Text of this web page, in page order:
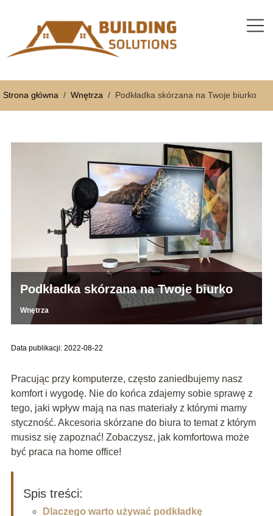
Strona główna / Wnętrza / Podkładka skórzana na Twoje biurko
Podkładka skórzana na Twoje biurko
Wnętrza
Data publikacji: 2022-08-22
Pracując przy komputerze, często zaniedbujemy nasz
komfort i wygodę. Nie do końca zdajemy sobie sprawę z
tego, jaki wpływ mają na nas materiały z którymi mamy
styczność. Akcesoria skórzane do biura to temat z którym
musisz się zapoznać! Zobaczysz, jak komfortowa może
być praca na home office!
Spis treści:
Dlaczego warto używać podkładkę